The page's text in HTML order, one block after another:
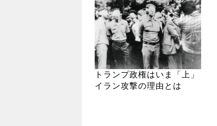
トランプ政権はいま「上」
イラン攻撃の理由とは